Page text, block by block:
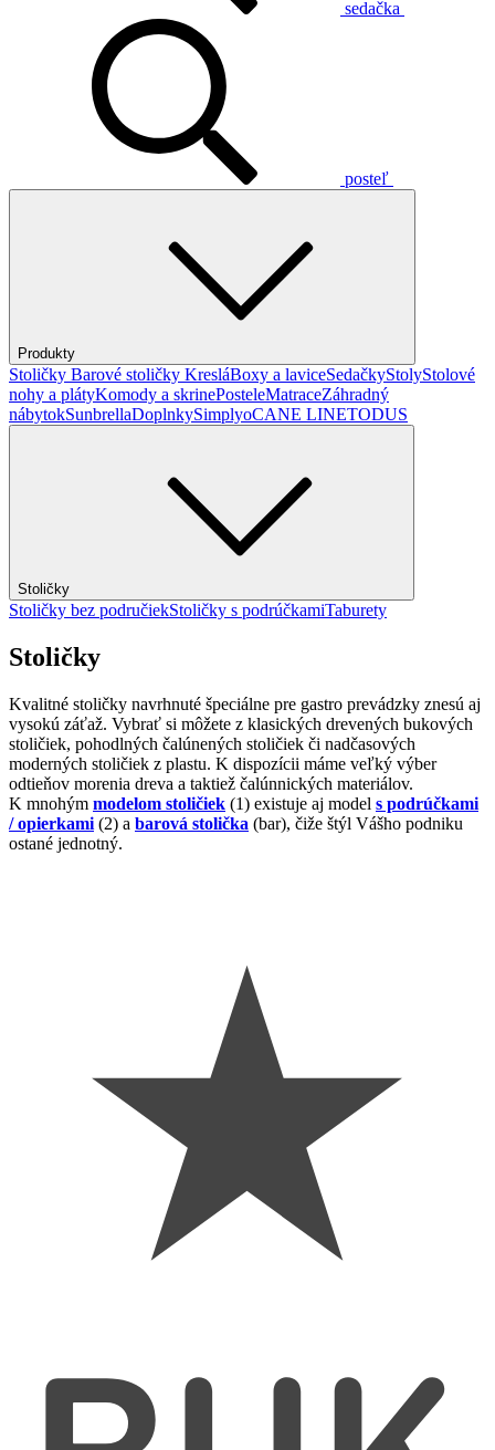
sedačka
posteľ
Produkty
Stoličky Barové stoličky KresláBoxy a laviceSedačkyStolyStolové
nohy a plátyKomody a skrinePosteleMatraceZáhradný
nábytokSunbrellaDoplnkySimplyoCANE LINETODUS
Stoličky
Stoličky bez područiekStoličky s podrúčkamiTaburety
Stoličky
Kvalitné stoličky navrhnuté špeciálne pre gastro prevádzky znesú aj
vysokú záťaž. Vybrať si môžete z klasických drevených bukových
stoličiek, pohodlných čalúnených stoličiek či nadčasových
moderných stoličiek z plastu. K dispozícii máme veľký výber
odtieňov morenia dreva a taktiež čalúnnických materiálov.
K mnohým modelom stoličiek (1) existuje aj model s podrúčkami
/ opierkami (2) a barová stolička (bar), čiže štýl Vášho podniku
ostané jednotný.